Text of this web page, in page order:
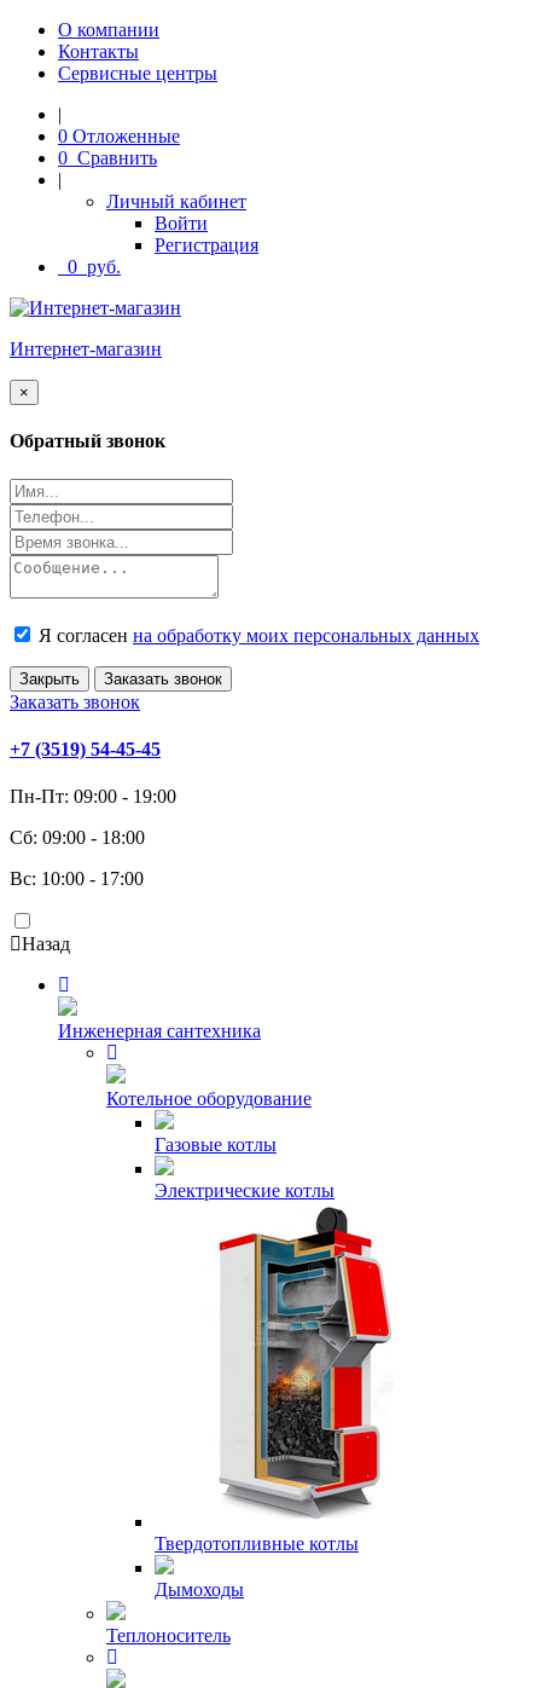
О компании
Контакты
Сервисные центры
|
0 Отложенные
0 Сравнить
|
Личный кабинет
Войти
Регистрация
0 руб.
Интернет-магазин
×
Обратный звонок
Я согласен на обработку моих персональных данных
Закрыть Заказать звонок
Заказать звонок
+7 (3519) 54-45-45
Пн-Пт: 09:00 - 19:00
Сб: 09:00 - 18:00
Вс: 10:00 - 17:00
Назад
Инженерная сантехника
Котельное оборудование
Газовые котлы
Электрические котлы
Твердотопливные котлы
Дымоходы
Теплоноситель